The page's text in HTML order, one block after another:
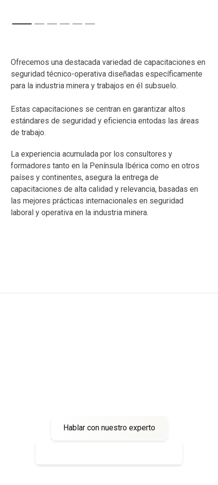
Ofrecemos una destacada variedad de capacitaciones en
seguridad técnico-operativa diseñadas específicamente
para la industria minera y trabajos en él subsuelo.
Estas capacitaciones se centran en garantizar altos
estándares de seguridad y eficiencia entodas las áreas
de trabajo.
La experiencia acumulada por los consultores y
formadores tanto en la Península Ibérica como en otros
países y continentes, asegura la entrega de
capacitaciones de alta calidad y relevancia, basadas en
las mejores prácticas internacionales en seguridad
laboral y operativa en la industria minera.
Hablar con nuestro experto